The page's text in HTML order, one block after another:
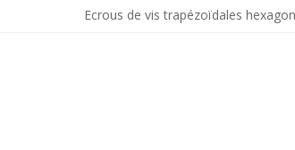
Ecrous de vis trapézoïdales